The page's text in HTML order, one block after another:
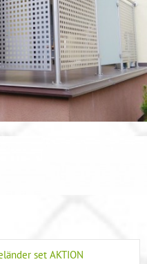
set AKTION